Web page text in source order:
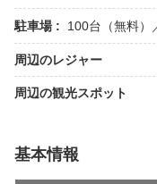
駐車場 : 100台（無料）
周辺のレジャー
周辺の観光スポット
基本情報